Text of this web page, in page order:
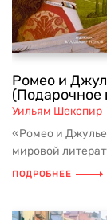
Ромео и
(Подарочное
Уильям Шекспир
«Ромео и
мировой
ПОДРОБНЕЕ